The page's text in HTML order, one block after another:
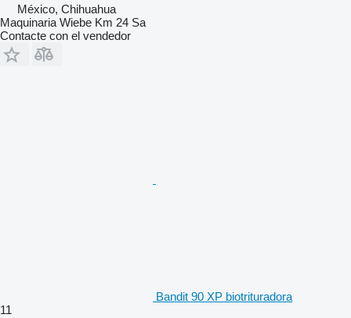
México, Chihuahua
Maquinaria Wiebe Km 24 Sa
Contacte con el vendedor
Bandit 90 XP biotrituradora
11